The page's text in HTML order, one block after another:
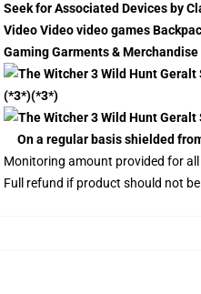
Seek for Associated Devices by
Video Video video games
Gaming Garments & Merchandise
(*3*)(*3*)
On a regular basis shielded
Monitoring amount provided for
Full refund if product should not